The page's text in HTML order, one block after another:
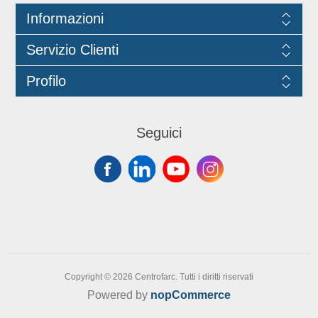
Informazioni
Servizio Clienti
Profilo
Seguici
Copyright © 2026 Centrofarc. Tutti i diritti riservati
Powered by nopCommerce